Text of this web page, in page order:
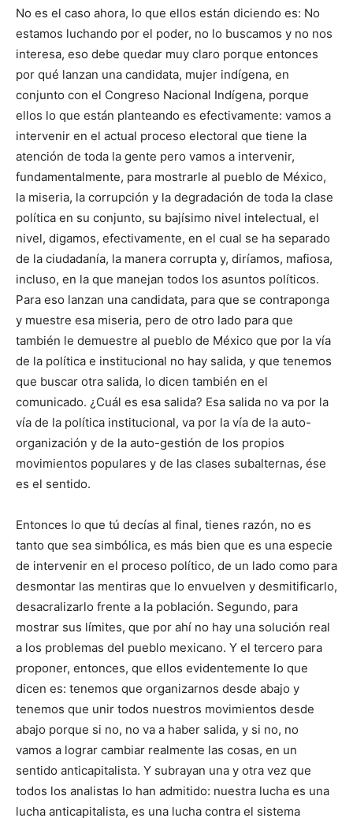
No es el caso ahora, lo que ellos están diciendo es: No
estamos luchando por el poder, no lo buscamos y no nos
interesa, eso debe quedar muy claro porque entonces
por qué lanzan una candidata, mujer indígena, en
conjunto con el Congreso Nacional Indígena, porque
ellos lo que están planteando es efectivamente: vamos a
intervenir en el actual proceso electoral que tiene la
atención de toda la gente pero vamos a intervenir,
fundamentalmente, para mostrarle al pueblo de México,
la miseria, la corrupción y la degradación de toda la clase
política en su conjunto, su bajísimo nivel intelectual, el
nivel, digamos, efectivamente, en el cual se ha separado
de la ciudadanía, la manera corrupta y, diríamos, mafiosa,
incluso, en la que manejan todos los asuntos políticos.
Para eso lanzan una candidata, para que se contraponga
y muestre esa miseria, pero de otro lado para que
también le demuestre al pueblo de México que por la vía
de la política e institucional no hay salida, y que tenemos
que buscar otra salida, lo dicen también en el
comunicado. ¿Cuál es esa salida? Esa salida no va por la
vía de la política institucional, va por la vía de la auto-
organización y de la auto-gestión de los propios
movimientos populares y de las clases subalternas, ése
es el sentido.
Entonces lo que tú decías al final, tienes razón, no es
tanto que sea simbólica, es más bien que es una especie
de intervenir en el proceso político, de un lado como para
desmontar las mentiras que lo envuelven y desmitificarlo,
desacralizarlo frente a la población. Segundo, para
mostrar sus límites, que por ahí no hay una solución real
a los problemas del pueblo mexicano. Y el tercero para
proponer, entonces, que ellos evidentemente lo que
dicen es: tenemos que organizarnos desde abajo y
tenemos que unir todos nuestros movimientos desde
abajo porque si no, no va a haber salida, y si no, no
vamos a lograr cambiar realmente las cosas, en un
sentido anticapitalista. Y subrayan una y otra vez que
todos los analistas lo han admitido: nuestra lucha es una
lucha anticapitalista, es una lucha contra el sistema